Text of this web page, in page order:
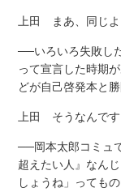
上田 まあ、同じよ
──いろいろ失敗し
って宣言した時期
どが自己啓発本と勝
上田 そうなんです
──岡本太郎コミュ
超えたい人』なん
しょうね」っても